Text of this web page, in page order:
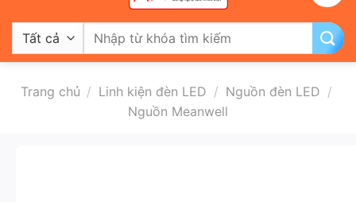
dung
Tìm
kiếm:
Trang chủ / Linh kiện đèn LED / Nguồn đèn LED /
Nguồn Meanwell